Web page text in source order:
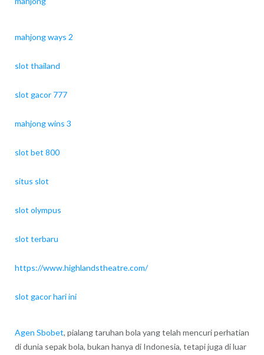
mahjong ways 2
slot thailand
slot gacor 777
mahjong wins 3
slot bet 800
situs slot
slot olympus
slot terbaru
https://www.highlandstheatre.com/
slot gacor hari ini
Agen Sbobet, pialang taruhan bola yang telah mencuri perhatian
di dunia sepak bola, bukan hanya di Indonesia, tetapi juga di luar